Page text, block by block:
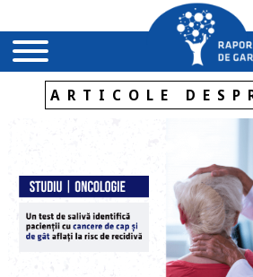
ARTICOLE